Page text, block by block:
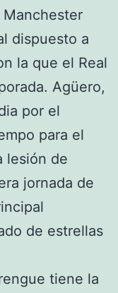
dispuesto a
la que el Real
Agüero,
por el
para el
lesión de
jornada de
de estrellas
tiene la